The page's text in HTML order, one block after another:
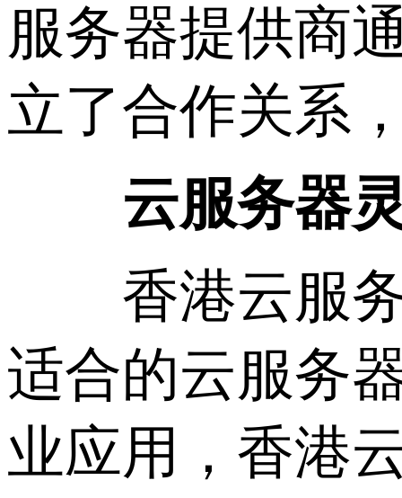
服务器提供商
立了合作关系
云服务器
香港云服务
适合的云服务
业应用，香港